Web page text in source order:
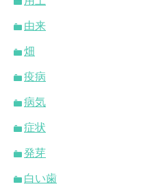
由来
畑
疫病
病気
症状
発芽
白い歯